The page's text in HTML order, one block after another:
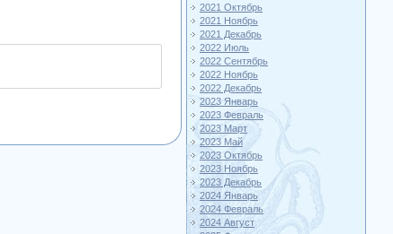
2021 Октябрь
2021 Ноябрь
2021 Декабрь
2022 Июль
2022 Сентябрь
2022 Ноябрь
2022 Декабрь
2023 Январь
2023 Февраль
2023 Март
2023 Май
2023 Октябрь
2023 Ноябрь
2023 Декабрь
2024 Январь
2024 Февраль
2024 Август